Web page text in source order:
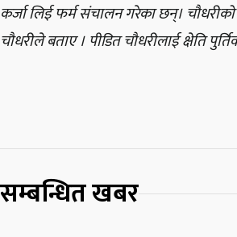
कर्जा लिई फर्म संचालन गरेका छन्। चौधरीको
चौधरीले बताए । पीडित चौधरीलाई क्षेति
सम्बन्धित खबर